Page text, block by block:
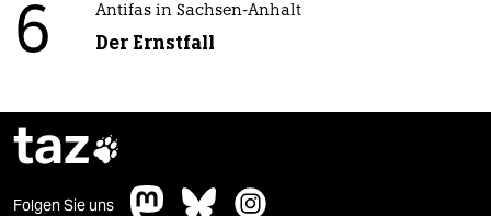
6 Antifas in Sachsen-Anhalt
Der Ernstfall
taz
Folgen Sie uns